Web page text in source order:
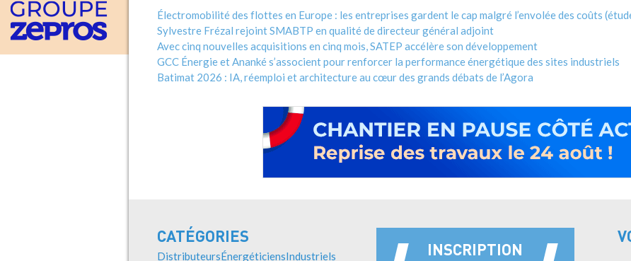
Électromobilité des flottes en Europe : les entreprises gardent le cap malgré l’envolée des coûts
Sylvestre Frézal rejoint SMABTP en qualité de directeur général adjoint
Avec cinq nouvelles acquisitions en cinq mois, SATEP accélère son développement
GCC Énergie et Ananké s’associent pour renforcer la performance énergétique des sites industriels
Batimat 2026 : IA, réemploi et architecture au cœur des grands débats de l’Agora
CATÉGORIES
DistributeursÉnergéticiensIndustriels INSCRIPTION